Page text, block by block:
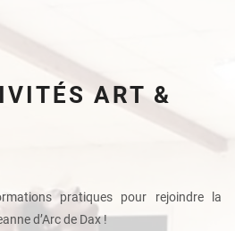
ART &
pratiques pour rejoindre la
d’Arc de Dax !